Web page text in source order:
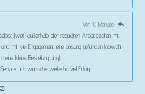
Vor 10 Monate
(weit) außerhalb der regulären Arbeitszeiten mit
mit viel Engagement eine Lösung gefunden (obwohl
kleine Bestellung ging).
ich wünsche weiterhin viel Erfolg.